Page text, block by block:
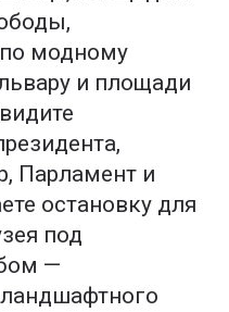
по модному
и площади
Парламент и
остановку для
под
—
ландшафтного